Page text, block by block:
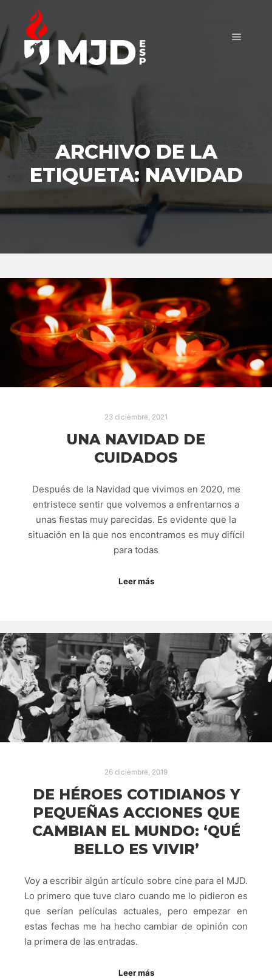
ARCHIVO DE LA
ETIQUETA: NAVIDAD
23 diciembre, 2021
UNA NAVIDAD DE
CUIDADOS
Después de la Navidad que vivimos en 2020, me
entristece sentir que volvemos a enfrentarnos a
unas fiestas muy parecidas. Es evidente que la
situación en la que nos encontramos es muy difícil
para todas
Leer más
26 diciembre, 2019
DE HÉROES COTIDIANOS Y
PEQUEÑAS ACCIONES QUE
CAMBIAN EL MUNDO: ‘QUÉ
BELLO ES VIVIR’
Voy a escribir algún artículo sobre cine para el MJD.
Lo primero que tuve claro cuando me lo pidieron es
que serían películas actuales, pero empezar en
estas fechas me ha hecho cambiar de opinión con
la primera de las entradas.
Leer más